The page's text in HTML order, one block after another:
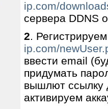
ip.com/
сервера DDNS
2.
ip.com/
ввести email
придумать
вышлют ссылку
активируем